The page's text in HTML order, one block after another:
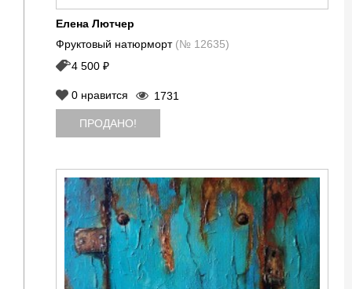
Елена Лютчер
Фруктовый натюрморт (№ 12635)
4 500 ₽
0 нравится 1731
ПРОДАНО!